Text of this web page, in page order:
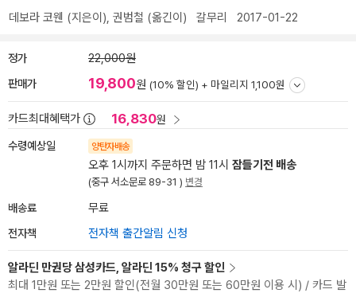
데보라 코웬 (지은이), 권범철 (옮긴이) 갈무리 2017-01-22
정가 22,000원
판매가 19,800원 (10% 할인) + 마일리지 1,100원
카드최대혜택가 16,830원
수령예상일 양탄자배송
오후 1시까지 주문하면 밤 11시 잠들기전 배송
(중구 서소문로 89-31 ) 변경
배송료 무료
전자책 전자책 출간알림 신청
알라딘 만권당 삼성카드, 알라딘 15% 청구 할인
최대 1만원 또는 2만원 할인(전월 30만원 또는 60만원 이용 시) / 카드 발